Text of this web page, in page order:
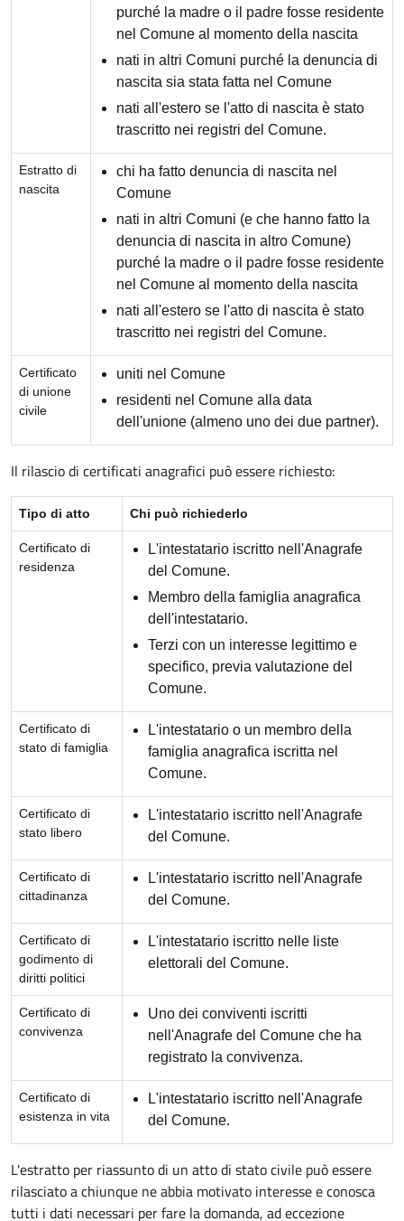
purché la madre o il padre fosse residente
nel Comune al momento della nascita
nati in altri Comuni purché la denuncia di
nascita sia stata fatta nel Comune
nati all'estero se l'atto di nascita è stato
trascritto nei registri del Comune.
Estratto di
nascita
chi ha fatto denuncia di nascita nel
Comune
nati in altri Comuni (e che hanno fatto la
denuncia di nascita in altro Comune)
purché la madre o il padre fosse residente
nel Comune al momento della nascita
nati all'estero se l'atto di nascita è stato
trascritto nei registri del Comune.
Certificato
di unione
civile
uniti nel Comune
residenti nel Comune alla data
dell'unione (almeno uno dei due partner).
Il rilascio di certificati anagrafici può essere richiesto:
Tipo di atto Chi può richiederlo
Certificato di
residenza
L'intestatario iscritto nell'Anagrafe
del Comune.
Membro della famiglia anagrafica
dell'intestatario.
Terzi con un interesse legittimo e
specifico, previa valutazione del
Comune.
Certificato di
stato di famiglia
L'intestatario o un membro della
famiglia anagrafica iscritta nel
Comune.
Certificato di
stato libero
L'intestatario iscritto nell'Anagrafe
del Comune.
Certificato di
cittadinanza
L'intestatario iscritto nell'Anagrafe
del Comune.
Certificato di
godimento di
diritti politici
L'intestatario iscritto nelle liste
elettorali del Comune.
Certificato di
convivenza
Uno dei conviventi iscritti
nell'Anagrafe del Comune che ha
registrato la convivenza.
Certificato di
esistenza in vita
L'intestatario iscritto nell'Anagrafe
del Comune.
L'estratto per riassunto di un atto di stato civile può essere
rilasciato a chiunque ne abbia motivato interesse e conosca
tutti i dati necessari per fare la domanda, ad eccezione